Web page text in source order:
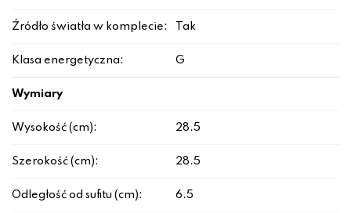
Źródło światła w komplecie: Tak
Klasa energetyczna: G
Wymiary
Wysokość (cm): 28.5
Szerokość (cm): 28.5
Odległość od sufitu (cm): 6.5